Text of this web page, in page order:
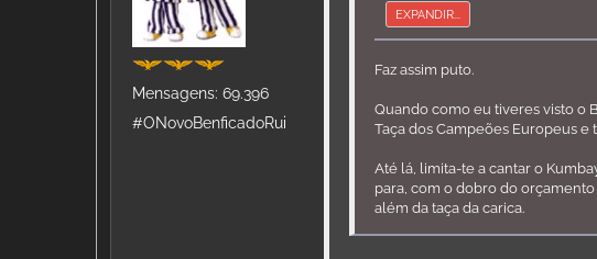
Mensagens: 69.396
#ONovoBenficadoRui
EXPANDIR...
Faz assim puto.
Quando como eu tiveres visto o
Taça dos Campeões Europeus
Até lá, limita-te a cantar o
para, com o dobro do
além da taça da carica.